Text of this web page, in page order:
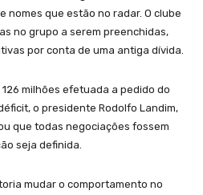
nomes que estão no radar. O clube
no grupo a serem preenchidas,
por conta de uma antiga dívida.
milhões efetuada a pedido do
o presidente Rodolfo Landim,
que todas negociações fossem
seja definida.
mudar o comportamento no